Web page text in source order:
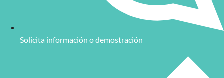
Solicita información o demostración